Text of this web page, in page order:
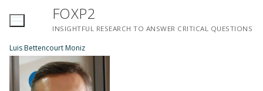
FOXP2
INSIGHTFUL RESEARCH TO ANSWER CRITICAL QUESTIONS
Luis Bettencourt Moniz